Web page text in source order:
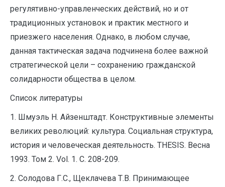
регулятивно-управленческих действий, но и от
традиционных установок и практик местного и
приезжего населения. Однако, в любом случае,
данная тактическая задача подчинена более важной
стратегической цели – сохранению гражданской
солидарности общества в целом.
Список литературы
1. Шмуэль Н. Айзенштадт. Конструктивные элементы
великих революций: культура. Социальная структура,
история и человеческая деятельность. THESIS. Весна
1993. Том 2. Vol. 1. С. 208-209.
2. Солодова Г.С., Щеклачева Т.В. Принимающее